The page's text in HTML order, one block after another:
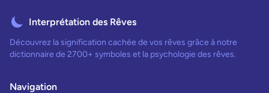
Interprétation des Rêves
Découvrez la signification cachée de vos rêves grâce à notre
dictionnaire de 2700+ symboles et la psychologie des rêves.
Navigation